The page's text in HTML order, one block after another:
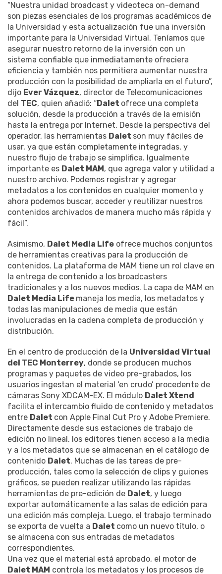
“Nuestra unidad broadcast y videoteca on-demand
son piezas esenciales de los programas académicos de
la Universidad y esta actualización fue una inversión
importante para la Universidad Virtual. Teníamos que
asegurar nuestro retorno de la inversión con un
sistema confiable que inmediatamente ofreciera
eficiencia y también nos permitiera aumentar nuestra
producción con la posibilidad de ampliarla en el futuro”,
dijo Ever Vázquez, director de Telecomunicaciones
del TEC, quien añadió: “Dalet ofrece una completa
solución, desde la producción a través de la emisión
hasta la entrega por Internet. Desde la perspectiva del
operador, las herramientas Dalet son muy fáciles de
usar, ya que están completamente integradas, y
nuestro flujo de trabajo se simplifica. Igualmente
importante es Dalet MAM , que agrega valor y utilidad a
nuestro archivo. Podemos registrar y agregar
metadatos a los contenidos en cualquier momento y
ahora podemos buscar, acceder y reutilizar nuestros
contenidos archivados de manera mucho más rápida y
fácil”.
Asimismo, Dalet Media Life ofrece muchos conjuntos
de herramientas creativas para la producción de
contenidos. La plataforma de MAM tiene un rol clave en
la entrega de contenido a los broadcasters
tradicionales y a los nuevos medios. La capa de MAM en
Dalet Media Life maneja los media, los metadatos y
todas las manipulaciones de media que están
involucradas en la cadena completa de producción y
distribución.
En el centro de producción de la Universidad Virtual
del TEC Monterrey, donde se producen muchos
programas y paquetes de video pre-grabados, los
usuarios ingestan el material ‘en crudo’ procedente de
cámaras Sony XDCAM-EX. El módulo Dalet Xtend
facilita el intercambio fluido de contenido y metadatos
entre Dalet con Apple Final Cut Pro y Adobe Premiere.
Directamente desde sus estaciones de trabajo de
edición no lineal, los editores tienen acceso a la media
y a los metadatos que se almacenan en el catálogo de
contenido Dalet. Muchas de las tareas de pre-
producción, tales como la selección de clips y guiones
gráficos, se pueden realizar utilizando las rápidas
herramientas de pre-edición de Dalet, y luego
exportar automáticamente a las salas de edición para
una edición más compleja. Luego, el trabajo terminado
se exporta de vuelta a Dalet como un nuevo título, o
se almacena con sus entradas de metadatos
correspondientes.
Una vez que el material está aprobado, el motor de
Dalet MAM controla los metadatos y los procesos de